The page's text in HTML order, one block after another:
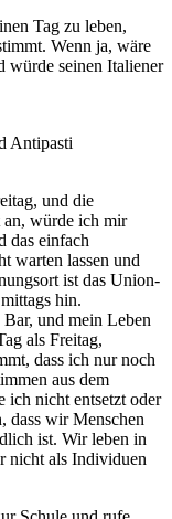
Tag zu leben,
Wenn ja, wäre
würde seinen Italiener
Antipasti
und die
würde ich mir
das einfach
warten lassen und
ist das Union-
hin.
und mein Leben
als Freitag,
dass ich nur noch
aus dem
ich nicht entsetzt oder
dass wir Menschen
ist. Wir leben in
nicht als Individuen